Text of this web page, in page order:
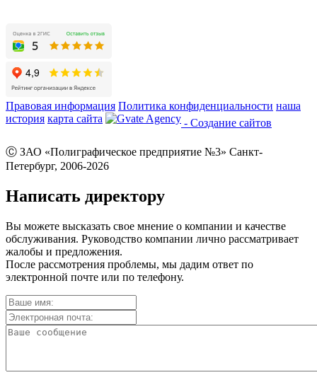
Правовая информация Политика конфиденциальности наша
история карта сайта - Создание сайтов
Ⓒ ЗАО «Полиграфическое предприятие №3» Санкт-
Петербург, 2006-2026
Написать директору
Вы можете высказать свое мнение о компании и качестве
обслуживания. Руководство компании лично рассматривает
жалобы и предложения.
После рассмотрения проблемы, мы дадим ответ по
электронной почте или по телефону.